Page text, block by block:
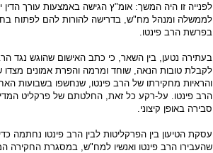
לפנייה זו היה המשך: אומ"ץ הגישה באמצעות עורך
לממשלה ומנהל מח"ש, בדרישה להורות להם לפתוח
בפרשת הרב פינטו.
בעתירה נטען, בין השאר, כי כתב האישום שהוגש נגד
לקבלת טובות הנאה, שוחד ומרמה והפרת אמונים מצדו
והראיות מחקירתו של הרב פינטו, שנחשפו בשבועות
הרב פינטו. על-רקע כל זאת, החלטתם של פרקליט
סבירה באופן קיצוני.
עסקת הטיעון בין הפרקליטות לבין הרב פינטו
שהעבירו הרב פינטו ואנשיו למח"ש, במסגרת